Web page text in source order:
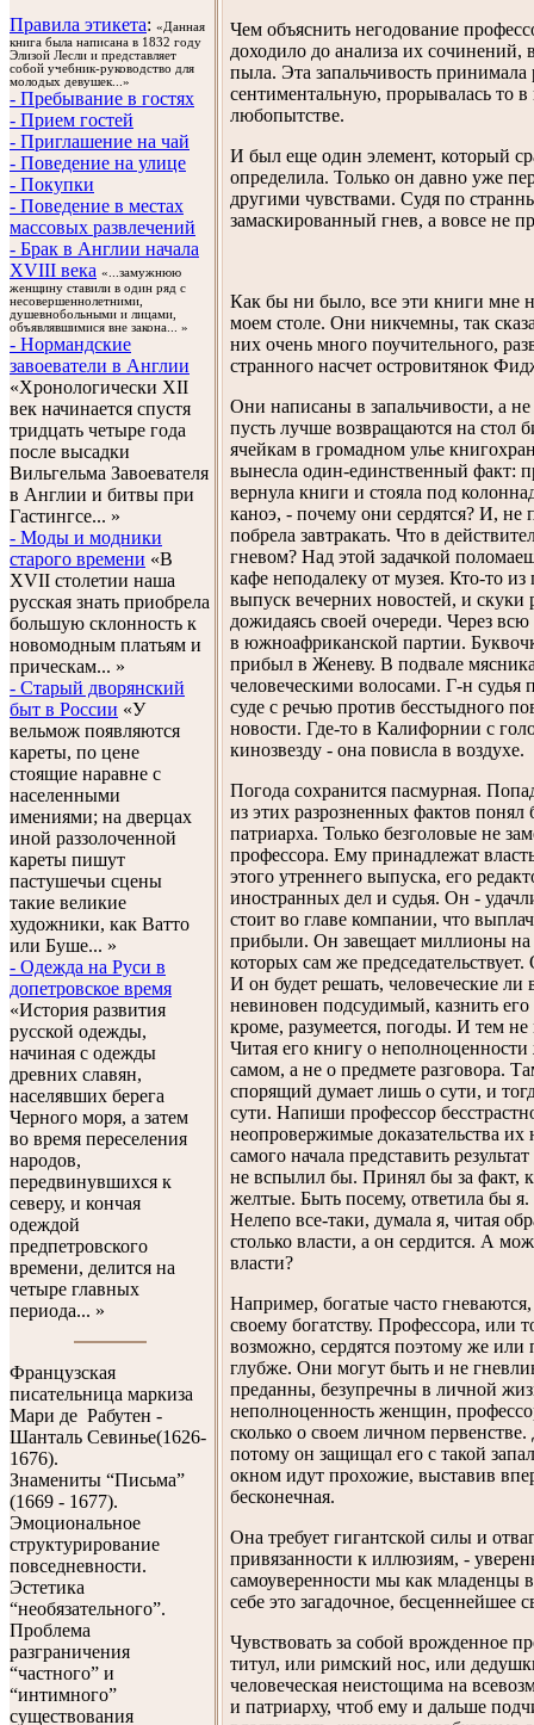
Правила этикета: «Данная
книга была написана в 1832 году
Элизой Лесли и представляет
собой учебник-руководство для
молодых девушек...»
- Пребывание в гостях
- Прием гостей
- Приглашение на чай
- Поведение на улице
- Покупки
- Поведение в местах
массовых развлечений
- Брак в Англии начала
XVIII века «...замужнюю
женщину ставили в один ряд с
несовершеннолетними,
душевнобольными и лицами,
объявлявшимися вне закона... »
- Нормандские
завоеватели в Англии
«Хронологически XII
век начинается спустя
тридцать четыре года
после высадки
Вильгельма Завоевателя
в Англии и битвы при
Гастингсе... »
- Моды и модники
старого времени «В
XVII столетии наша
русская знать приобрела
большую склонность к
новомодным платьям и
прическам... »
- Старый дворянский
быт в России «У
вельмож появляются
кареты, по цене
стоящие наравне с
населенными
имениями; на дверцах
иной раззолоченной
кареты пишут
пастушечьи сцены
такие великие
художники, как Ватто
или Буше... »
- Одежда на Руси в
допетровское время
«История развития
русской одежды,
начиная с одежды
древних славян,
населявших берега
Черного моря, а затем
во время переселения
народов,
передвинувшихся к
северу, и кончая
одеждой
предпетровского
времени, делится на
четыре главных
периода... »
Французская
писательница маркиза
Мари де Рабутен -
Шанталь Севинье(1626-
1676).
Знамениты “Письма”
(1669 - 1677).
Эмоциональное
структурирование
повседневности.
Эстетика
“необязательного”.
Проблема
разграничения
“частного” и
“интимного”
существования
Чем объяснить негодование
доходило до анализа их сочинений,
пыла. Эта запальчивость
сентиментальную, прорывалась то
любопытстве.
И был еще один элемент, который
определила. Только он давно уже
другими чувствами. Судя по
замаскированный гнев, а вовсе не
Как бы ни было, все эти книги мне
моем столе. Они никчемны, так
них очень много поучительного,
странного насчет островитянок
Они написаны в запальчивости, а
пусть лучше возвращаются на стол
ячейкам в громадном улье
вынесла один-единственный факт:
вернула книги и стояла под
каноэ, - почему они сердятся? И, не
побрела завтракать. Что в
гневом? Над этой задачкой
кафе неподалеку от музея. Кто-то
выпуск вечерних новостей, и скуки
дожидаясь своей очереди. Через
в южноафриканской партии.
прибыл в Женеву. В подвале
человеческими волосами. Г-н судья
суде с речью против бесстыдного
новости. Где-то в Калифорнии с
кинозвезду - она повисла в воздухе.
Погода сохранится пасмурная.
из этих разрозненных фактов
патриарха. Только безголовые не
профессора. Ему принадлежат
этого утреннего выпуска, его
иностранных дел и судья. Он -
стоит во главе компании, что
прибыли. Он завещает миллионы
которых сам же
И он будет решать, человеческие
невиновен подсудимый, казнить
кроме, разумеется, погоды. И тем
Читая его книгу о
самом, а не о предмете разговора.
спорящий думает лишь о сути, и
сути. Напиши профессор
неопровержимые доказательства
самого начала представить
не вспылил бы. Принял бы за факт,
желтые. Быть посему, ответила бы
Нелепо все-таки, думала я, читая
столько власти, а он сердится. А
власти?
Например, богатые часто
своему богатству. Профессора, или
возможно, сердятся поэтому же или
глубже. Они могут быть и не
преданны, безупречны в личной
неполноценность женщин,
сколько о своем личном
потому он защищал его с такой
окном идут прохожие, выставив
бесконечная.
Она требует гигантской силы и
привязанности к иллюзиям, -
самоуверенности мы как младенцы
себе это загадочное, бесценнейшее
Чувствовать за собой врожденное
титул, или римский нос, или
человеческая неистощима на
и патриарху, чтоб ему и дальше